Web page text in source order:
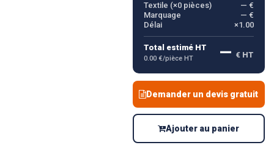
Textile (×0pièces)
— €
Marquage
— €
Délai
×1.00
Total estimé HT
0.00 €/pièce HT — € HT
Demander un devis gratuit
Ajouter au panier